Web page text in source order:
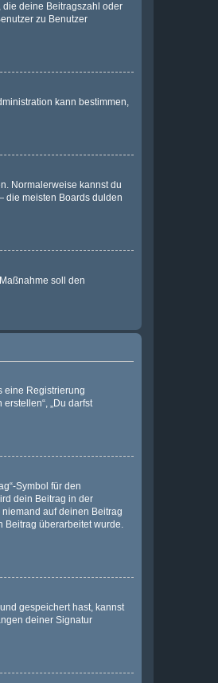
die deine Beitragszahl oder
zu Benutzer
kann bestimmen,
Normalerweise kannst du
die meisten Boards dulden
soll den
eine Registrierung
„Du darfst
Symbol für den
dein Beitrag in der
auf deinen Beitrag
Beitrag überarbeitet wurde.
gespeichert hast, kannst
deiner Signatur